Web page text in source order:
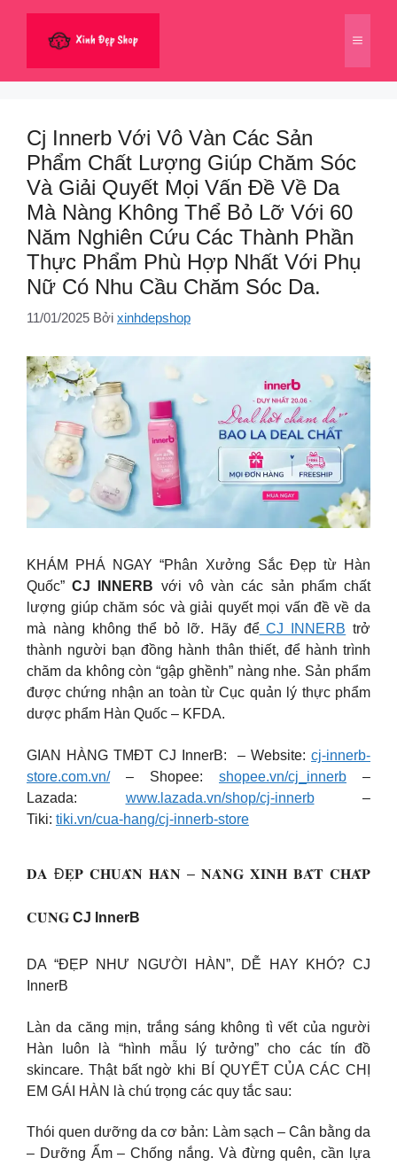
dung
Menu
Cj Innerb Với Vô Vàn Các Sản
Phẩm Chất Lượng Giúp Chăm Sóc
Và Giải Quyết Mọi Vấn Đề Về Da
Mà Nàng Không Thể Bỏ Lỡ Với 60
Năm Nghiên Cứu Các Thành Phần
Thực Phẩm Phù Hợp Nhất Với Phụ
Nữ Có Nhu Cầu Chăm Sóc Da.
11/01/2025 Bởi xinhdepshop
KHÁM PHÁ NGAY “Phân Xưởng Sắc Đẹp từ Hàn
Quốc”CJ INNERB với vô vàn các sản phẩm chất
lượng giúp chăm sóc và giải quyết mọi vấn đề về da
mà nàng không thể bỏ lỡ. Hãy đểCJ INNERB trở
thành người bạn đồng hành thân thiết, để hành trình
chăm da không còn “gập ghềnh” nàng nhe. Sản phẩm
được chứng nhận an toàn từ Cục quản lý thực phẩm
dược phẩm Hàn Quốc – KFDA.
GIAN HÀNG TMĐT CJ InnerB: – Website: cj-innerb-
store.com.vn/– Shopee: shopee.vn/cj_innerb –
Lazada: www.lazada.vn/shop/cj-innerb–
Tiki: tiki.vn/cua-hang/cj-innerb-store
𝐃𝐀 Đ𝐄̣𝐏 𝐂𝐇𝐔𝐀̂̉𝐍 𝐇𝐀̀𝐍 – 𝐍𝐀̀𝐍𝐆 𝐗𝐈𝐍𝐇 𝐁𝐀̂́𝐓 𝐂𝐇𝐀̂́𝐏
𝐂𝐔̀𝐍𝐆 CJ InnerB
DA “ĐẸP NHƯ NGƯỜI HÀN”, DỄ HAY KHÓ? CJ
InnerB
Làn da căng mịn, trắng sáng không tì vết của người
Hàn luôn là “hình mẫu lý tưởng” cho các tín đồ
skincare. Thật bất ngờ khi BÍ QUYẾT CỦA CÁC CHỊ
EM GÁI HÀN là chú trọng các quy tắc sau:
Thói quen dưỡng da cơ bản: Làm sạch – Cân bằng da
– Dưỡng Ẩm – Chống nắng. Và đừng quên, cần lựa